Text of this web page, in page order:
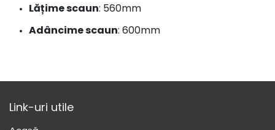
Lățime scaun: 560mm
Adâncime scaun: 600mm
Link-uri utile